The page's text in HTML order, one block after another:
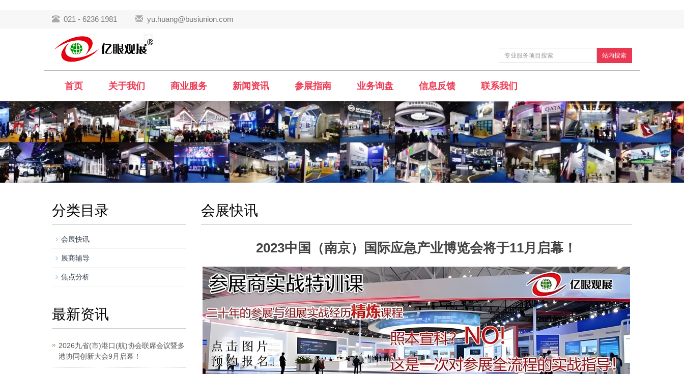
021 - 6236 1981 yu.huang@busiunion.com
站内搜索
首页 关于我们 商业服务 新闻资讯 参展指南 业务询盘 信息反馈 联系我们
会展快讯
2023中国（南京）国际应急产业博览会将于11月启幕！
分类目录
会展快讯
展商辅导
焦点分析
最新资讯
2026九省(市)港口(航)协会联席会议暨多
港协同创新大会9月启幕！